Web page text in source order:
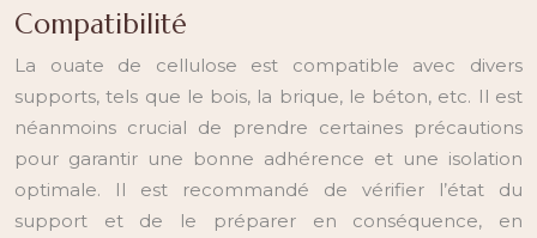
Compatibilité
La ouate de cellulose est compatible avec divers
supports, tels que le bois, la brique, le béton, etc. Il est
néanmoins crucial de prendre certaines précautions
pour garantir une bonne adhérence et une isolation
optimale. Il est recommandé de vérifier l’état du
support et de le préparer en conséquence, en